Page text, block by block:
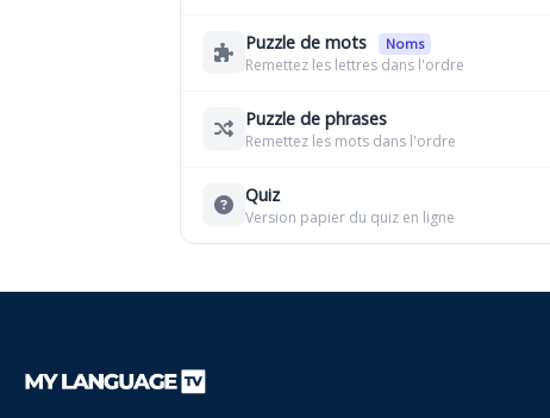
Puzzle de mots Noms
Remettez les lettres dans l'ordre
Puzzle de phrases
Remettez les mots dans l'ordre
Quiz
Version papier du quiz en ligne